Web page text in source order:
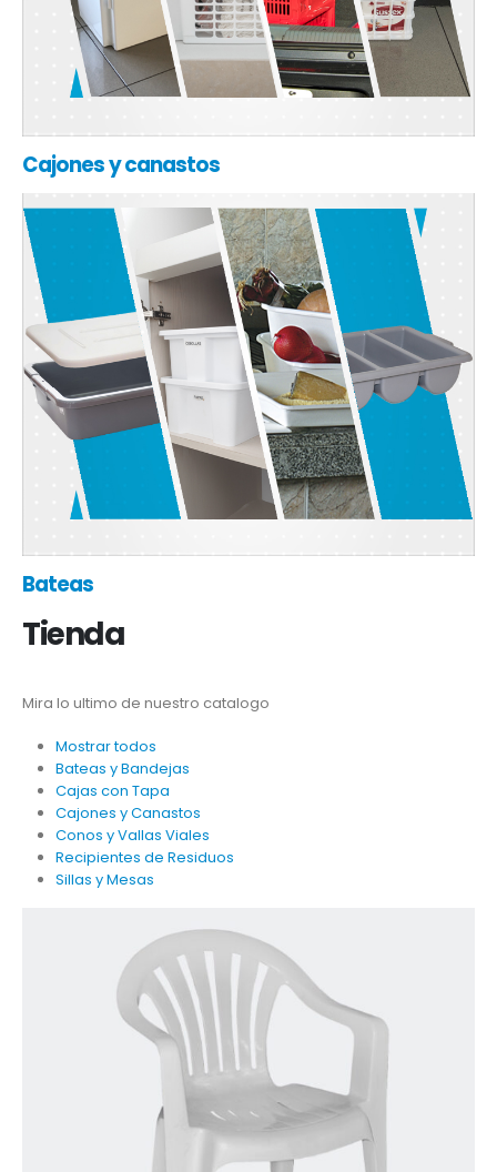
Cajones y canastos
Bateas
Tienda
Mira lo ultimo de nuestro catalogo
Mostrar todos
Bateas y Bandejas
Cajas con Tapa
Cajones y Canastos
Conos y Vallas Viales
Recipientes de Residuos
Sillas y Mesas